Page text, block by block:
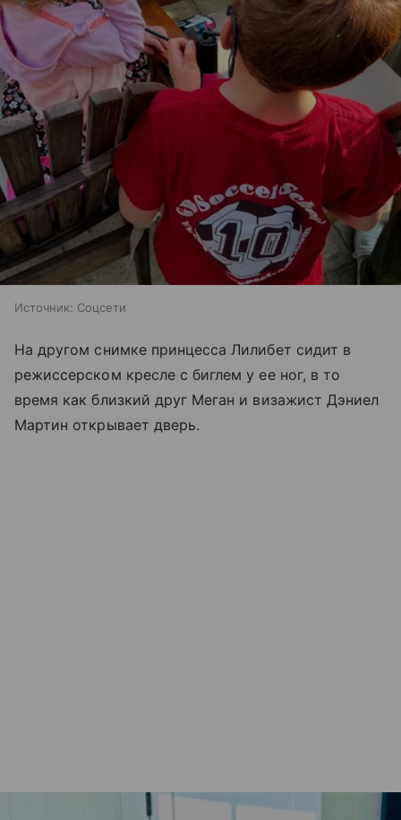
Источник: Соцсети
На другом снимке принцесса Лилибет сидит в
режиссерском кресле с биглем у ее ног, в то
время как близкий друг Меган и визажист Дэниел
Мартин открывает дверь.